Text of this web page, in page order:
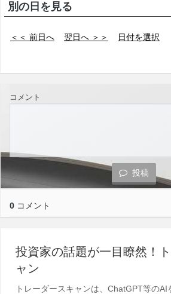
別の日を見る
＜＜ 前日へ 翌日へ ＞＞ 日付を選択
コメント
投稿
0 コメント
投資家の話題が一目瞭然！
ャン
トレーダースキャンは、ChatGPT等のAI